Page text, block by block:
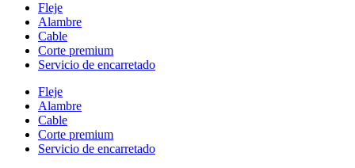
Fleje
Alambre
Cable
Corte premium
Servicio de encarretado
Fleje
Alambre
Cable
Corte premium
Servicio de encarretado